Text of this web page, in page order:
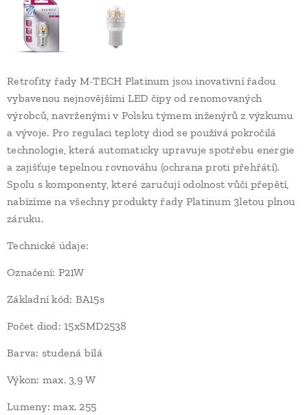
Retrofity řady M-TECH Platinum jsou inovativní řadou
vybavenou nejnovějšími LED čipy od renomovaných
výrobců, navrženými v Polsku týmem inženýrů z výzkumu
a vývoje. Pro regulaci teploty diod se používá pokročilá
technologie, která automaticky upravuje spotřebu energie
a zajišťuje tepelnou rovnováhu (ochrana proti přehřátí).
Spolu s komponenty, které zaručují odolnost vůči přepětí,
nabízíme na všechny produkty řady Platinum 3letou plnou
záruku.
Technické údaje:
Označení: P21W
Základní kód: BA15s
Počet diod: 15xSMD2538
Barva: studená bílá
Výkon: max. 3,9 W
Lumeny: max. 255